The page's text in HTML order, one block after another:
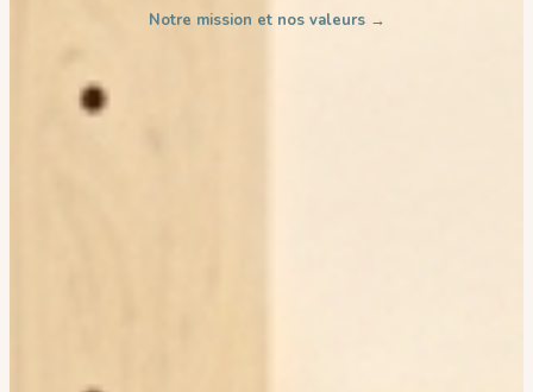
Notre mission et nos valeurs →